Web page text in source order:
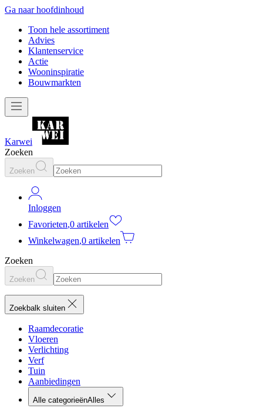
Ga naar hoofdinhoud
Toon hele assortiment
Advies
Klantenservice
Actie
Wooninspiratie
Bouwmarkten
Karwei
Zoeken
Zoeken
Inloggen
Favorieten,0 artikelen
Winkelwagen,0 artikelen
Zoeken
Zoeken
Zoekbalk sluiten
Raamdecoratie
Vloeren
Verlichting
Verf
Tuin
Aanbiedingen
Alle categorieënAlles